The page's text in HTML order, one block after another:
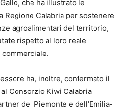
che ha illustrato le
Regione Calabria per sostenere
agroalimentari del territorio,
rispetto al loro reale
ha, inoltre, confermato il
Consorzio Kiwi Calabria
del Piemonte e dell’Emilia-